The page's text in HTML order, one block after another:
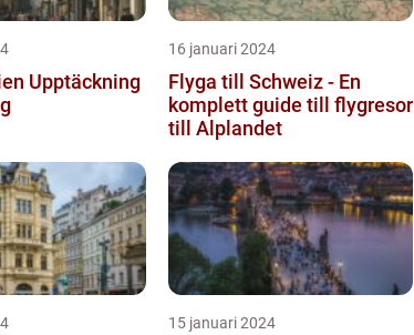
16 januari 2024
Flyga till Schweiz - En
komplett guide till flygresor
till Alplandet
15 januari 2024